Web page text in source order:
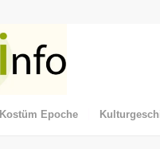
Kostüm Epoche